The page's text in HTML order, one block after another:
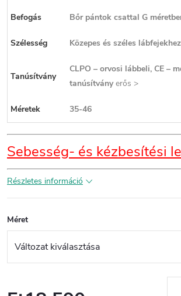
Befogás Bőr pántok csattal G
Szélesség Közepes és széles lábfejekhez
Tanúsítvány
CLPO – orvosi lábbeli, CE –
tanúsítványerős >
Méretek 35-46
Sebesség- és kézbesítési
Részletes információ
Méret